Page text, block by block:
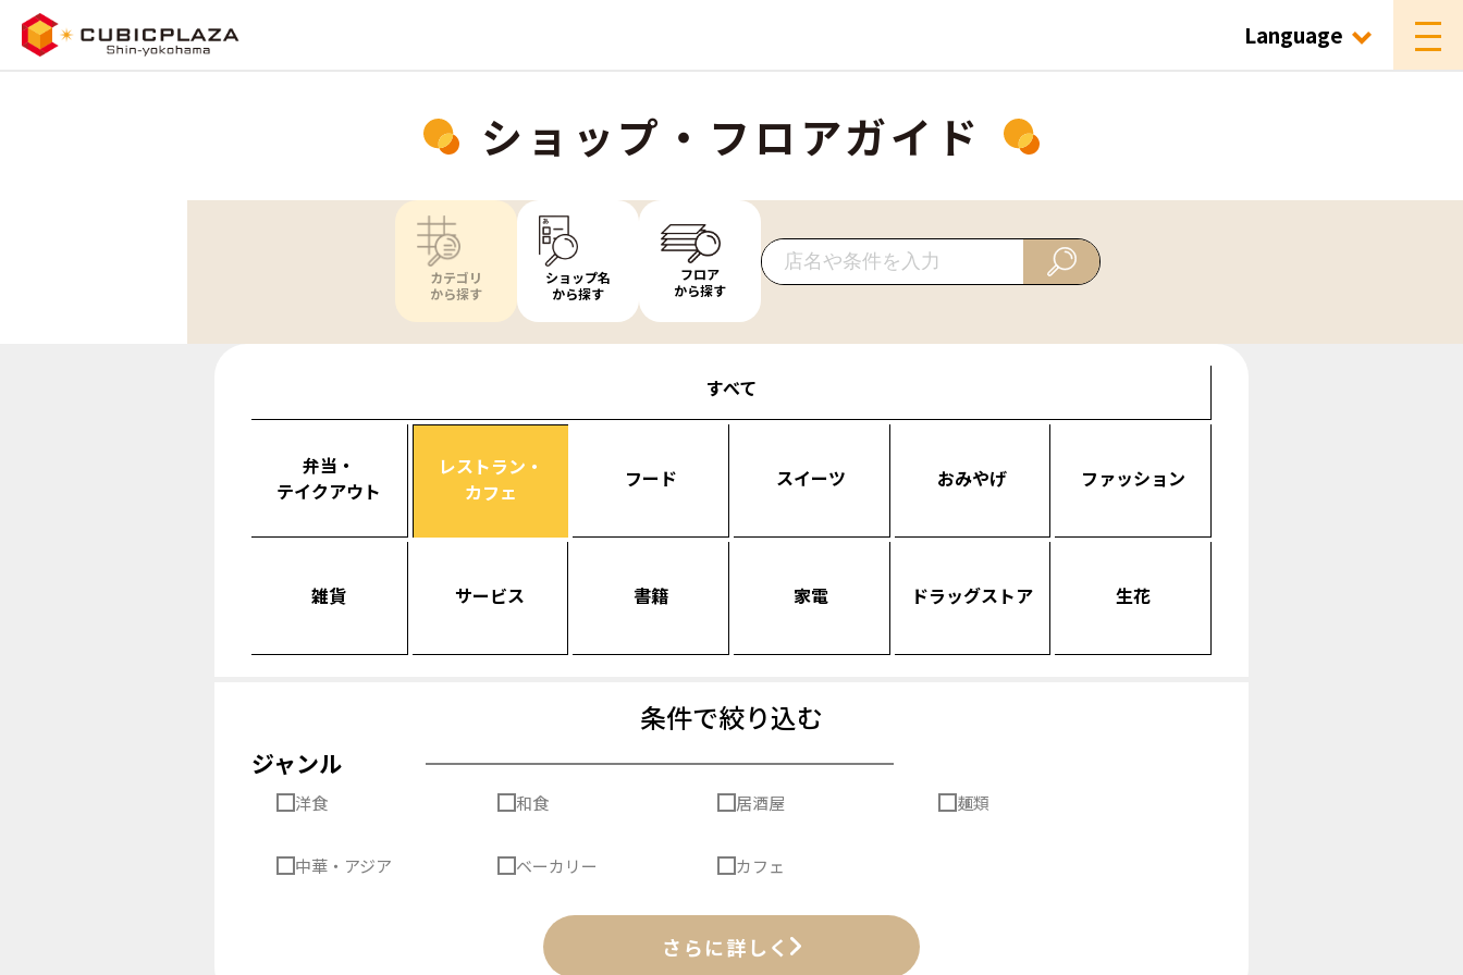
Language
ショップ・フロアガイド
カテゴリ
から探す
ショップ名
から探す
フロア
から探す
すべて
弁当・
テイクアウト
レストラン・
カフェ
フード スイーツ おみやげ ファッション
雑貨 サービス 書籍 家電 ドラッグストア 生花
条件で絞り込む
ジャンル
洋食 和食 居酒屋 麺類
中華・アジア ベーカリー カフェ
さらに詳しく